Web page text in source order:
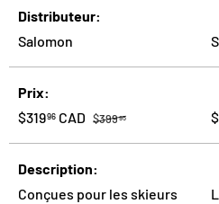
Distributeur
Salomon
Prix
Prix soldé
$31996 CAD Prix habituel
$39995
Description
Conçues pour les skieurs